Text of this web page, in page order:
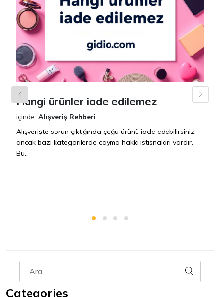
Hangi ürünler iade edilemez
içinde Alışveriş Rehberi
Alışverişte sorun çıktığında çoğu ürünü iade edebilirsiniz;
ancak bazı kategorilerde cayma hakkı istisnaları vardır.
Bu...
Categories